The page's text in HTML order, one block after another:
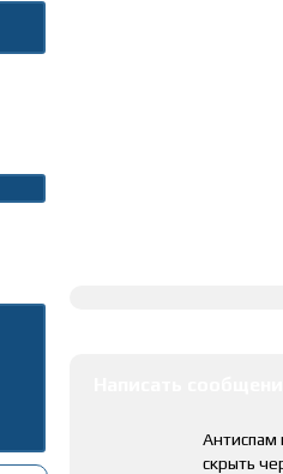
Антиспам
скрыть